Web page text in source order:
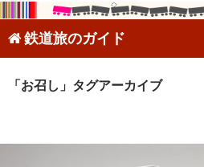
鉄道旅のガイド
索
テ「お召し」タグアーカイブ